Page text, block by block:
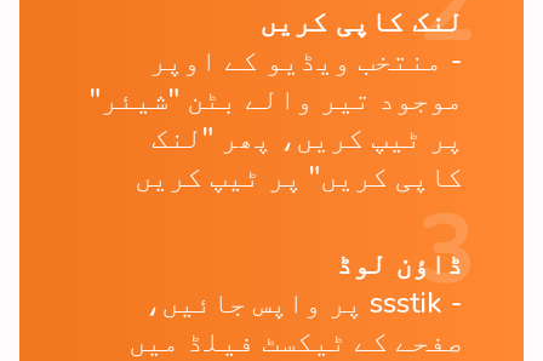
لنک کاپی کریں
منتخب ویڈیو کے اوپر
موجود تیر والے بٹن "شیئر"
پر ٹیپ کریں، پھر "لنک
کاپی کریں" پر ٹیپ کریں
ڈاؤن لوڈ
ssstik پر واپس جائیں،
صفحے کے ٹیکسٹ فیلڈ میں